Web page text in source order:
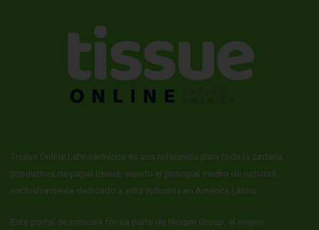
Tissue Online Latinoamérica es una referencia para toda la cadena
productiva de papel tissue, siendo el principal medio de noticias
exclusivamente dedicado a esta industria en América Latina.
Este portal de noticias forma parte de Nexum Group, el mayor